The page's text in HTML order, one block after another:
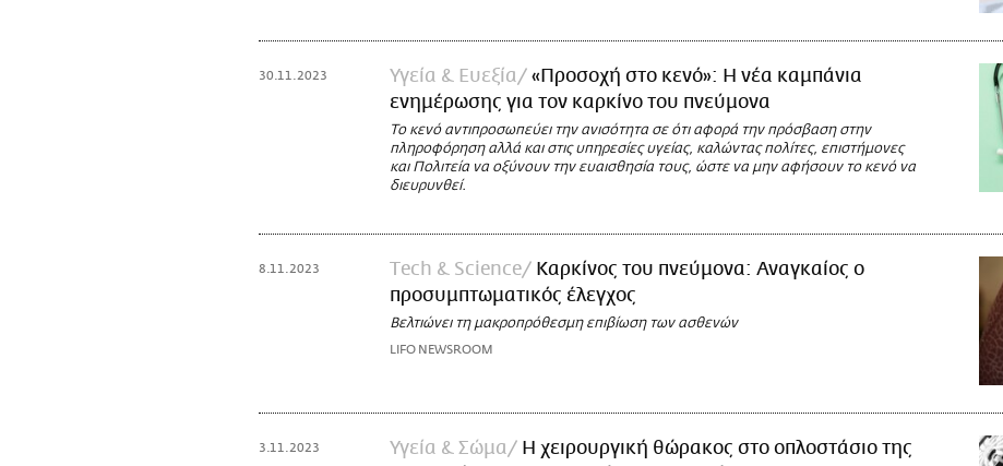
30.11.2023 Υγεία & Ευεξία
«Προσοχή στο κενό»: Η νέα καμπάνια
ενημέρωσης για τον καρκίνο του πνεύμονα
Το κενό αντιπροσωπεύει την ανισότητα σε ότι αφορά την πρόσβαση στην
πληροφόρηση αλλά και στις υπηρεσίες υγείας, καλώντας πολίτες, επιστήμονες
και Πολιτεία να οξύνουν την ευαισθησία τους, ώστε να μην αφήσουν το κενό να
διευρυνθεί.
8.11.2023 Τech & Science
Καρκίνος του πνεύμονα: Αναγκαίος ο
προσυμπτωματικός έλεγχος
Βελτιώνει τη μακροπρόθεσμη επιβίωση των ασθενών
LIFO NEWSROOM
3.11.2023 Υγεία & Σώμα
Η χειρουργική θώρακος στο οπλοστάσιο της